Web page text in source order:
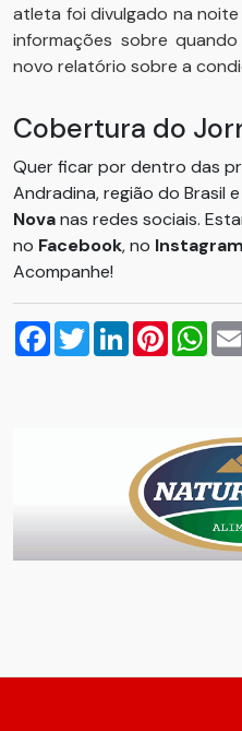
atleta foi divulgado na
informações sobre
novo relatório sobre a
Cobertura do
Quer ficar por dentro das
Andradina, região do Brasil
Novanas redes sociais.
no Facebook, no Instagram
Acompanhe!
Facebook
TwitterLinkedInPinterest